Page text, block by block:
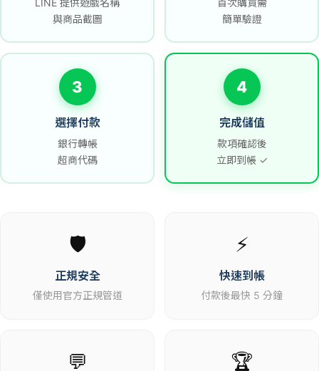
LINE 提供遊戲名稱
與商品截圖
首次購買需
簡單驗證
3
選擇付款
銀行轉帳
超商代碼
4
完成儲值
款項確認後
立即到帳 ✓
🛡️
正規安全
僅使用官方正規管道
⚡
快速到帳
付款後最快 5 分鐘
💬 🏆